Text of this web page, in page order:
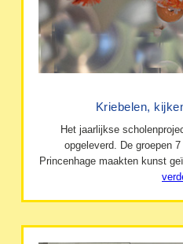
Kriebelen,
Het jaarlijkse
opgeleverd. De groepen
Princenhage maakten kunst